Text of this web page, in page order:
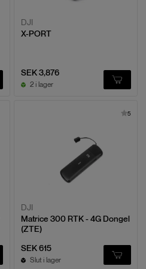
DJI
X-PORT
SEK 3,876
2 i lager
5
DJI
Matrice 300 RTK - 4G Dongel
(ZTE)
SEK 615
Slut i lager